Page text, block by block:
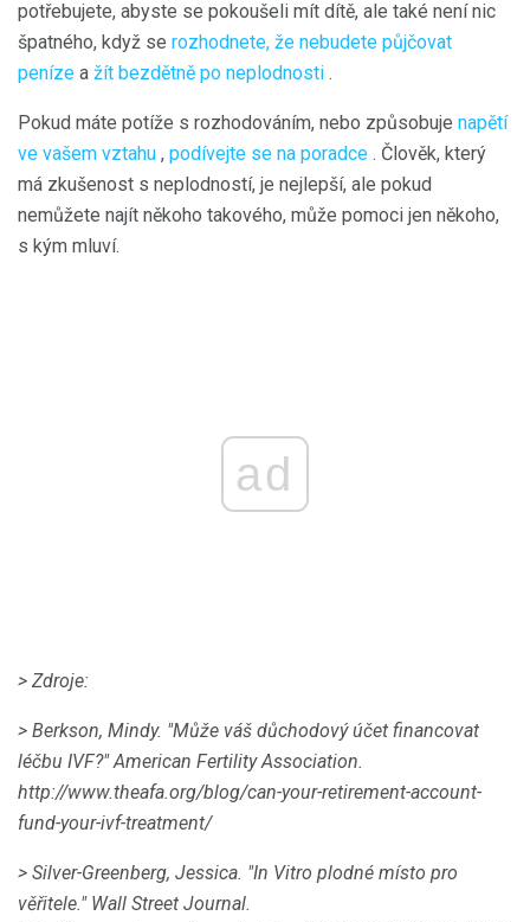
potřebujete, abyste se pokoušeli mít dítě, ale také není nic
špatného, ​​když se rozhodnete, že nebudete půjčovat
peníze a žít bezdětně po neplodnosti .
Pokud máte potíže s rozhodováním, nebo způsobuje napětí
ve vašem vztahu , podívejte se na poradce . Člověk, který
má zkušenost s neplodností, je nejlepší, ale pokud
nemůžete najít někoho takového, může pomoci jen někoho,
s kým mluví.
ad
> Zdroje:
> Berkson, Mindy. "Může váš důchodový účet financovat
léčbu IVF?" American Fertility Association.
http://www.theafa.org/blog/can-your-retirement-account-
fund-your-ivf-treatment/
> Silver-Greenberg, Jessica. "In Vitro plodné místo pro
věřitele." Wall Street Journal.